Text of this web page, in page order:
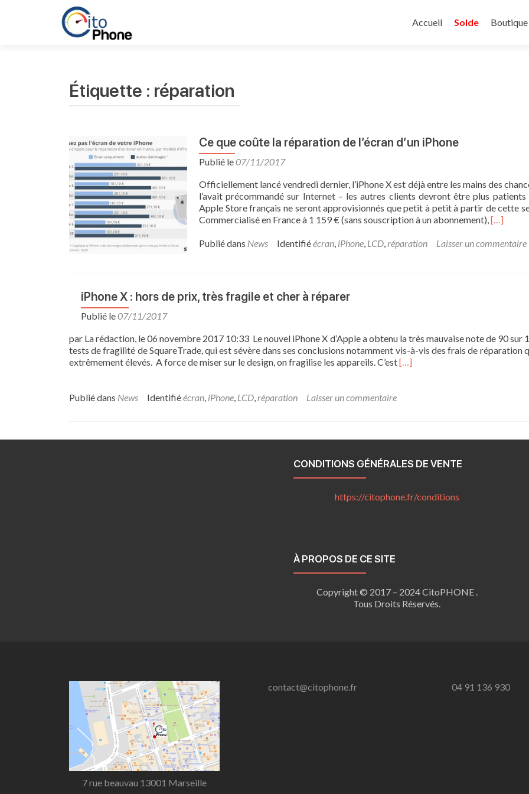
au
Accueil Solde Boutique
Étiquette : réparation
Ce que coûte la réparation de l’écran d’un iPhone
Publié le07/11/2017
Officiellement lancé vendredi dernier, l’iPhone X est déjà entre les mains des
l’avait précommandé sur Internet – les autres clients devront être plus patients
Apple Store français ne seront approvisionnés que petit à petit à partir de cette
Commercialisé en France à 1 159 € (sans souscription à un abonnement),En
plus
d’un
iPhone
[…]
Publié dans News Identifiéécran, iPhone, LCD,réparation Laisser un commentaire
iPhone X : hors de prix, très fragile et cher à réparer
Publié le07/11/2017
par La rédaction, le 06 novembre 2017 10:33 Le nouvel iPhone X d’Apple a obtenu la très mauvaise note de 90 sur
tests de fragilité de SquareTrade, qui est sévère dans ses conclusions notamment vis-à-vis des frais de réparation
extrêmement élevés. A force de miser sur le design, on fragilise les appareils. C’estEn
fragile
cher
à
[…]
Publié dans News Identifiéécran, iPhone, LCD,réparation Laisser un commentaire
CONDITIONS GÉNÉRALES DE VENTE
https://citophone.fr/conditions
À PROPOS DE CE SITE
Copyright © 2017 – 2024 CitoPHONE .
Tous Droits Réservés.
7 rue beauvau 13001 Marseille
contact@citophone.fr 04 91 136 930